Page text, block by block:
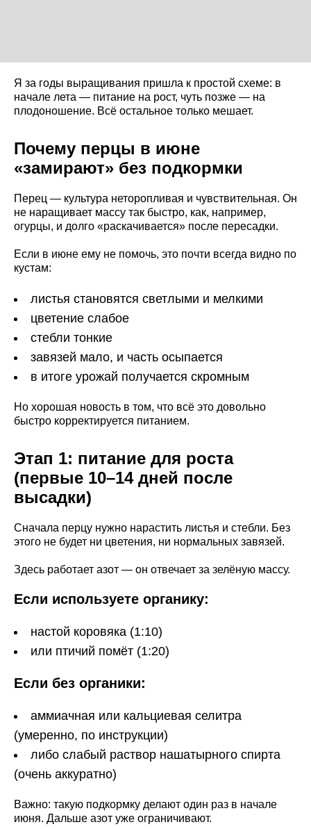
Я за годы выращивания пришла к простой схеме: в
начале лета — питание на рост, чуть позже — на
плодоношение. Всё остальное только мешает.
Почему перцы в июне
«замирают» без подкормки
Перец — культура неторопливая и чувствительная. Он
не наращивает массу так быстро, как, например,
огурцы, и долго «раскачивается» после пересадки.
Если в июне ему не помочь, это почти всегда видно по
кустам:
листья становятся светлыми и мелкими
цветение слабое
стебли тонкие
завязей мало, и часть осыпается
в итоге урожай получается скромным
Но хорошая новость в том, что всё это довольно
быстро корректируется питанием.
Этап 1: питание для роста
(первые 10–14 дней после
высадки)
Сначала перцу нужно нарастить листья и стебли. Без
этого не будет ни цветения, ни нормальных завязей.
Здесь работает азот — он отвечает за зелёную массу.
Если используете органику:
настой коровяка (1:10)
или птичий помёт (1:20)
Если без органики:
аммиачная или кальциевая селитра
(умеренно, по инструкции)
либо слабый раствор нашатырного спирта
(очень аккуратно)
Важно: такую подкормку делают один раз в начале
июня. Дальше азот уже ограничивают.